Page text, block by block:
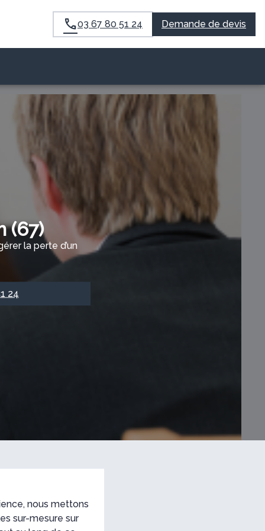
03 67 80 51 24 Demande de devis
(67)
la perte d’un
24
nous mettons
sur-mesure sur